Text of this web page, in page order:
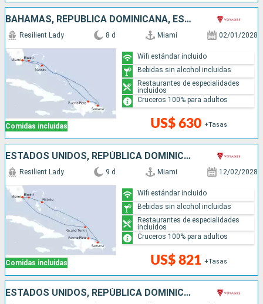
BAHAMAS, REPÚBLICA DOMINICANA, ESTADOS UNIDOS
Comidas incluidas
Resilient Lady 8 d Miami 02/01/2028
US$ 630 +Tasas
Wifi estándar incluido
Bebidas sin alcohol incluidas
Restaurantes de especialidades
incluidos
Cruceros 100% para adultos
ESTADOS UNIDOS, REPÚBLICA DOMINICANA, BAHAMAS
Comidas incluidas
Resilient Lady 9 d Miami 12/02/2028
US$ 821 +Tasas
Wifi estándar incluido
Bebidas sin alcohol incluidas
Restaurantes de especialidades
incluidos
Cruceros 100% para adultos
ESTADOS UNIDOS, REPÚBLICA DOMINICANA, BAHAMAS